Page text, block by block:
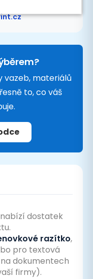
vazeb, materiálů
to, co váš
nabízí dostatek
razítko,
pro textová
dokumentech
firmy).